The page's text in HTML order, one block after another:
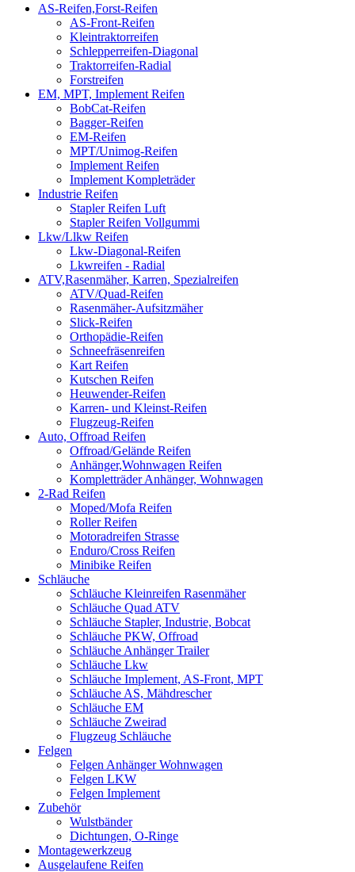
AS-Reifen,Forst-Reifen
AS-Front-Reifen
Kleintraktorreifen
Schlepperreifen-Diagonal
Traktorreifen-Radial
Forstreifen
EM, MPT, Implement Reifen
BobCat-Reifen
Bagger-Reifen
EM-Reifen
MPT/Unimog-Reifen
Implement Reifen
Implement Kompleträder
Industrie Reifen
Stapler Reifen Luft
Stapler Reifen Vollgummi
Lkw/Llkw Reifen
Lkw-Diagonal-Reifen
Lkwreifen - Radial
ATV,Rasenmäher, Karren, Spezialreifen
ATV/Quad-Reifen
Rasenmäher-Aufsitzmäher
Slick-Reifen
Orthopädie-Reifen
Schneefräsenreifen
Kart Reifen
Kutschen Reifen
Heuwender-Reifen
Karren- und Kleinst-Reifen
Flugzeug-Reifen
Auto, Offroad Reifen
Offroad/Gelände Reifen
Anhänger,Wohnwagen Reifen
Kompletträder Anhänger, Wohnwagen
2-Rad Reifen
Moped/Mofa Reifen
Roller Reifen
Motoradreifen Strasse
Enduro/Cross Reifen
Minibike Reifen
Schläuche
Schläuche Kleinreifen Rasenmäher
Schläuche Quad ATV
Schläuche Stapler, Industrie, Bobcat
Schläuche PKW, Offroad
Schläuche Anhänger Trailer
Schläuche Lkw
Schläuche Implement, AS-Front, MPT
Schläuche AS, Mähdrescher
Schläuche EM
Schläuche Zweirad
Flugzeug Schläuche
Felgen
Felgen Anhänger Wohnwagen
Felgen LKW
Felgen Implement
Zubehör
Wulstbänder
Dichtungen, O-Ringe
Montagewerkzeug
Ausgelaufene Reifen